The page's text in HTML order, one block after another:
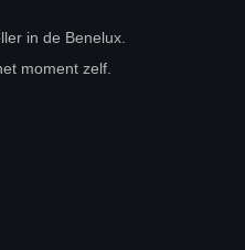
in de Benelux.
moment zelf.